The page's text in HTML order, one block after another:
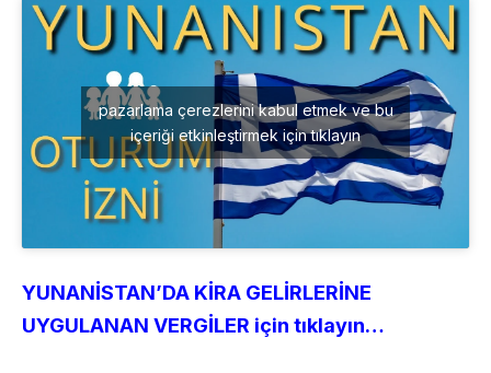
pazarlama çerezlerini kabul etmek ve bu
içeriği etkinleştirmek için tıklayın
YUNANİSTAN’DA KİRA GELİRLERİNE
UYGULANAN VERGİLER için tıklayın…